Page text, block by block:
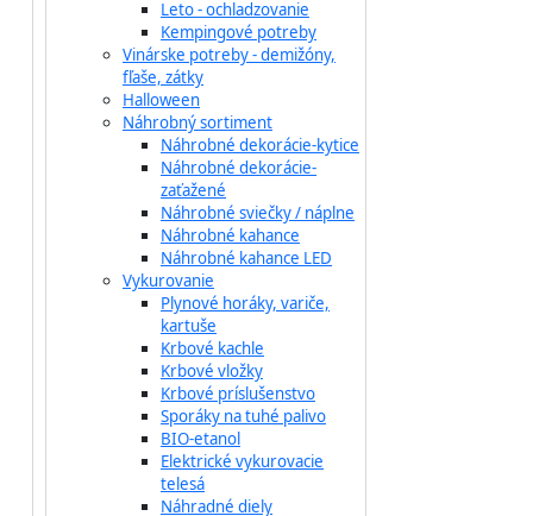
Leto - ochladzovanie
Kempingové potreby
Vinárske potreby - demižóny,
fľaše, zátky
Halloween
Náhrobný sortiment
Náhrobné dekorácie-kytice
Náhrobné dekorácie-
zaťažené
Náhrobné sviečky / náplne
Náhrobné kahance
Náhrobné kahance LED
Vykurovanie
Plynové horáky, variče,
kartuše
Krbové kachle
Krbové vložky
Krbové príslušenstvo
Sporáky na tuhé palivo
BIO-etanol
Elektrické vykurovacie
telesá
Náhradné diely